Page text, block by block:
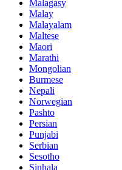
Malagasy
Malay
Malayalam
Maltese
Maori
Marathi
Mongolian
Burmese
Nepali
Norwegian
Pashto
Persian
Punjabi
Serbian
Sesotho
Sinhala